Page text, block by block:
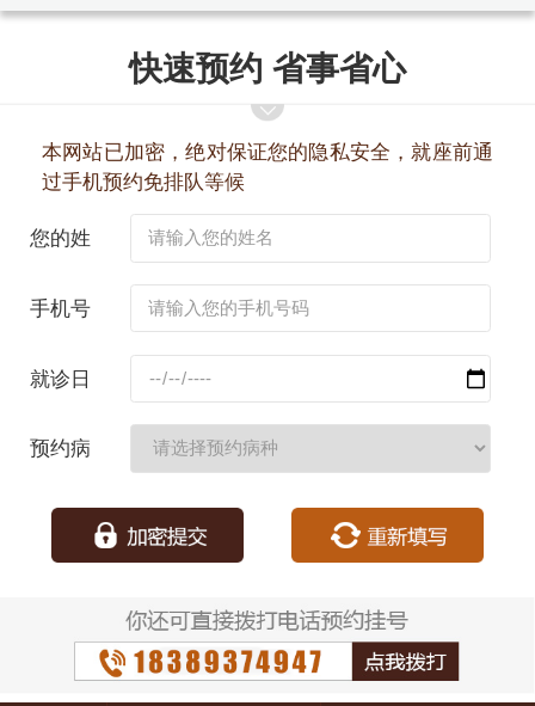
快速预约 省事省心
本网站已加密，绝对保证您的隐私安全，就座前通
过手机预约免排队等候
您的姓
手机号
就诊日
预约病